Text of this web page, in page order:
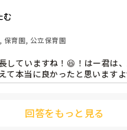
、ゾウさん滑り台の上にい
は、私を見るとニコッと笑
て！」
のことなんだけど、胸が熱
む
保育園, 公立保育園
していますね！😆！はー君は
て本当に良かったと思います
回答をもっと見る